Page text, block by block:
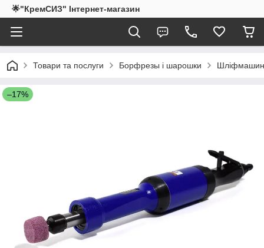
🌟"КремСИЗ" Інтернет-магазин
Товари та послуги Борфрезы і шарошки
–17%